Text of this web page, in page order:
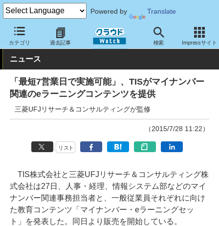
Powered by Translate
カテゴリ 過去記事 検索 Impressサイト
クラウド Watch サービス・ソフト サービス 教育・トレーニン
ニュース
「最短7営業日で実施可能」、TISがマイナンバー
関連のeラーニングコンテンツを提供
三菱UFJリサーチ＆コンサルティングが監修
（2015/7/28 11:22）
リスト
TIS株式会社と三菱UFJリサーチ＆コンサルティング株
式会社は27日、人事・経理、情報システム部などのマイ
ナンバー関連事務担当者と、一般従業員それぞれに向け
た教育コンテンツ「マイナンバー・eラーニングセッ
ト」を発表した。同日より販売を開始している。